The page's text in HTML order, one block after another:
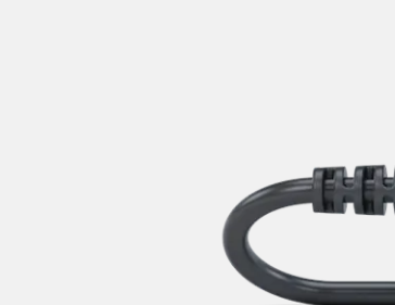
Oben-, Hinten-,
Obere
Regen-/